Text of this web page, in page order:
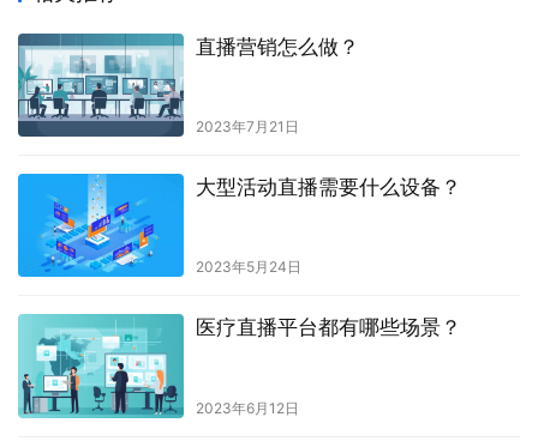
直播营销怎么做？
2023年7月21日
大型活动直播需要什么设备？
2023年5月24日
医疗直播平台都有哪些场景？
2023年6月12日